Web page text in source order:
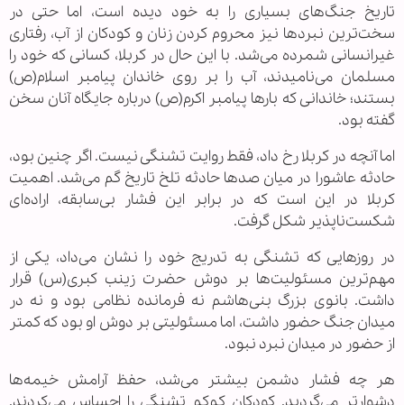
تاریخ جنگ‌های بسیاری را به خود دیده است، اما حتی در
سخت‌ترین نبردها نیز محروم کردن زنان و کودکان از آب، رفتاری
غیرانسانی شمرده می‌شد. با این حال در کربلا، کسانی که خود را
مسلمان می‌نامیدند، آب را بر روی خاندان پیامبر اسلام(ص)
بستند؛ خاندانی که بارها پیامبر اکرم(ص) درباره جایگاه آنان سخن
گفته بود.
اما آنچه در کربلا رخ داد، فقط روایت تشنگی نیست. اگر چنین بود،
حادثه عاشورا در میان صدها حادثه تلخ تاریخ گم می‌شد. اهمیت
کربلا در این است که در برابر این فشار بی‌سابقه، اراده‌ای
شکست‌ناپذیر شکل گرفت.
در روزهایی که تشنگی به تدریج خود را نشان می‌داد، یکی از
مهم‌ترین مسئولیت‌ها بر دوش حضرت زینب کبری(س) قرار
داشت. بانوی بزرگ بنی‌هاشم نه فرمانده نظامی بود و نه در
میدان جنگ حضور داشت، اما مسئولیتی بر دوش او بود که کمتر
از حضور در میدان نبرد نبود.
هر چه فشار دشمن بیشتر می‌شد، حفظ آرامش خیمه‌ها